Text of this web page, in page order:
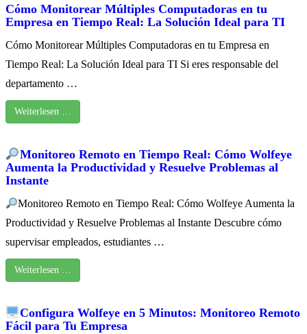
Cómo Monitorear Múltiples Computadoras en tu
Empresa en Tiempo Real: La Solución Ideal para TI
Cómo Monitorear Múltiples Computadoras en tu Empresa en
Tiempo Real: La Solución Ideal para TI Si eres responsable del
departamento …
Weiterlesen …
Monitoreo Remoto en Tiempo Real: Cómo Wolfeye
Aumenta la Productividad y Resuelve Problemas al
Instante
Monitoreo Remoto en Tiempo Real: Cómo Wolfeye Aumenta la
Productividad y Resuelve Problemas al Instante Descubre cómo
supervisar empleados, estudiantes …
Weiterlesen …
Configura Wolfeye en 5 Minutos: Monitoreo Remoto
Fácil para Tu Empresa